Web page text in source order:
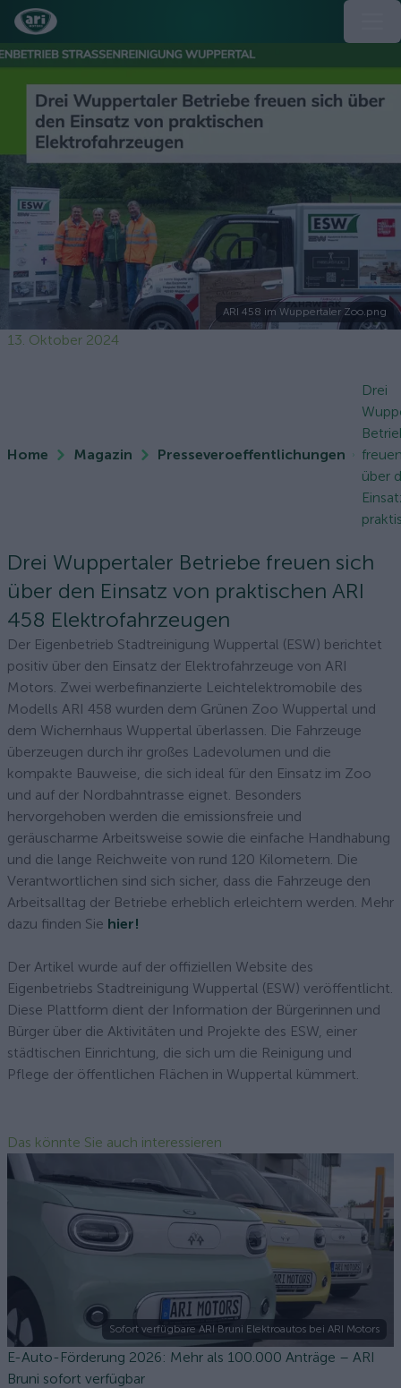
ARI 458 im Wuppertaler Zoo.png
13. Oktober 2024
Home Magazin Presseveroeffentlichungen
Drei
über
Drei Wuppertaler Betriebe freuen sich
über den Einsatz von praktischen ARI
458 Elektrofahrzeugen
Der Eigenbetrieb Stadtreinigung Wuppertal (ESW) berichtet
positiv über den Einsatz der Elektrofahrzeuge von ARI
Motors. Zwei werbefinanzierte Leichtelektromobile des
Modells ARI 458 wurden dem Grünen Zoo Wuppertal und
dem Wichernhaus Wuppertal überlassen. Die Fahrzeuge
überzeugen durch ihr großes Ladevolumen und die
kompakte Bauweise, die sich ideal für den Einsatz im Zoo
und auf der Nordbahntrasse eignet. Besonders
hervorgehoben werden die emissionsfreie und
geräuscharme Arbeitsweise sowie die einfache Handhabung
und die lange Reichweite von rund 120 Kilometern. Die
Verantwortlichen sind sich sicher, dass die Fahrzeuge den
Arbeitsalltag der Betriebe erheblich erleichtern werden. Mehr
dazu finden Sie hier!
Der Artikel wurde auf der offiziellen Website des
Eigenbetriebs Stadtreinigung Wuppertal (ESW) veröffentlicht.
Diese Plattform dient der Information der Bürgerinnen und
Bürger über die Aktivitäten und Projekte des ESW, einer
städtischen Einrichtung, die sich um die Reinigung und
Pflege der öffentlichen Flächen in Wuppertal kümmert.
Das könnte Sie auch interessieren
Sofort verfügbare ARI Bruni Elektroautos bei ARI Motors
E-Auto-Förderung 2026: Mehr als 100.000 Anträge – ARI
Bruni sofort verfügbar